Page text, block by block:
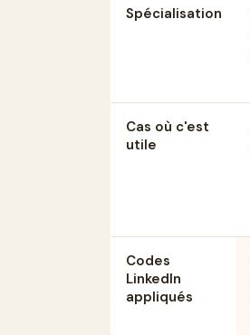
Spécialisation
Cas où c'est
utile
Codes
LinkedIn
appliqués